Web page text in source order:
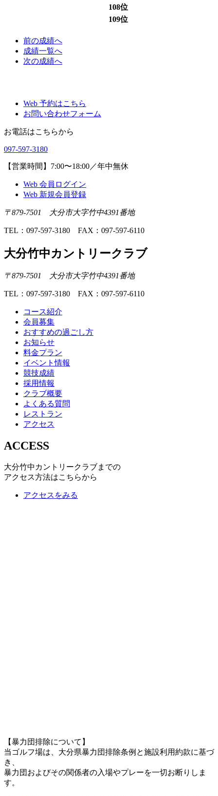
108位
109位
前の成績へ
成績一覧へ
次の成績へ
Web 予約はこちら
お問い合わせフォーム
お電話はこちらから
097-597-3180
【営業時間】7:00〜18:00／年中無休
Web 会員ログイン
Web 新規会員登録
〒879-7501 大分市大字竹中4391番地
TEL：097-597-3180 FAX：097-597-6110
大分竹中カントリークラブ
〒879-7501 大分市大字竹中4391番地
TEL：097-597-3180 FAX：097-597-6110
コース紹介
会員募集
おすすめの過ごし方
お知らせ
料金プラン
イベント情報
競技成績
採用情報
クラブ概要
よくある質問
レストラン
アクセス
ACCESS
大分竹中カントリークラブまでの
アクセス方法はこちらから
アクセスをみる
【暴力団排除について】
当ゴルフ場は、大分県暴力団排除条例と施設利用約款に基づ
き、
暴力団およびその関係者の入場やプレーを一切お断りしま
す。